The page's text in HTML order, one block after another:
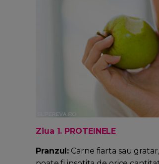
Ziua 1. PROTEINELE
Pranzul: Carne fiarta sau